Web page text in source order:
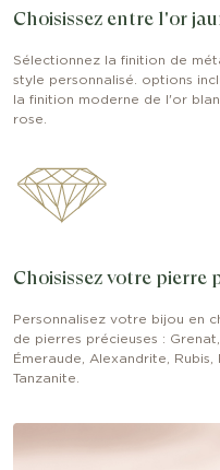
Choisissez entre l'or
Sélectionnez la finition de
style personnalisé. options
la finition moderne de l'or
rose.
Choisissez votre pierre
Personnalisez votre bijou en
de pierres précieuses :
Émeraude, Alexandrite,
Tanzanite.